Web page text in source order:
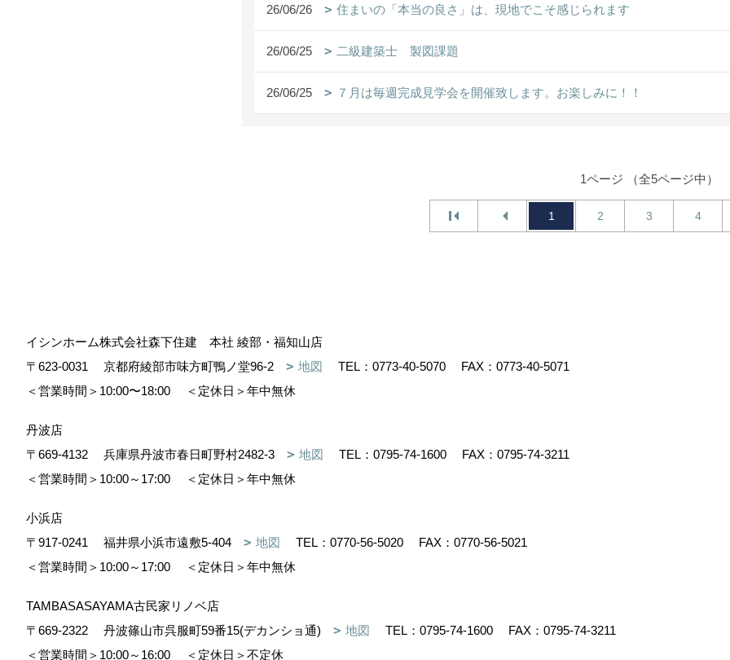
26/06/26 住まいの「本当の良さ」は、現地でこそ感じられます
26/06/25 二級建築士 製図課題
26/06/25 ７月は毎週完成見学会を開催致します。お楽しみに！！
1ページ （全5ページ中）
1 2 3 4
イシンホーム株式会社森下住建 本社 綾部・福知山店
〒623-0031
京都府綾部市味方町鴨ノ堂96-2 地図 TEL： 0773-40-5070
FAX：0773-40-5071
＜営業時間＞10:00〜18:00
＜定休日＞年中無休
丹波店
〒669-4132
兵庫県丹波市春日町野村2482-3 地図 TEL： 0795-74-1600
FAX：0795-74-3211
＜営業時間＞10:00～17:00
＜定休日＞年中無休
小浜店
〒917-0241
福井県小浜市遠敷5-404 地図 TEL： 0770-56-5020
FAX：0770-56-5021
＜営業時間＞10:00～17:00
＜定休日＞年中無休
TAMBASASAYAMA古民家リノベ店
〒669-2322
丹波篠山市呉服町59番15(デカンショ通) 地図 TEL： 0795-74-1600
FAX：0795-74-3211
＜営業時間＞10:00～16:00
＜定休日＞不定休